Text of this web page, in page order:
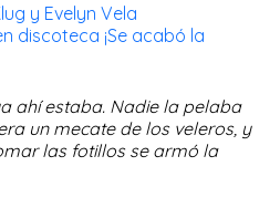
y Evelyn Vela
discoteca ¡Se acabó la
ahí estaba. Nadie la pelaba
un mecate de los veleros, y
las fotillos se armó la